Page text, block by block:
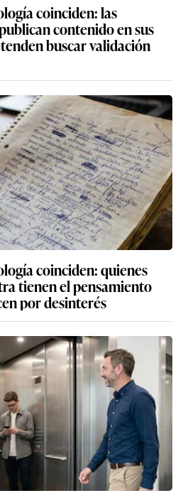
coinciden: las
contenido en sus
buscar validación
coinciden: quienes
tienen el pensamiento
por desinterés